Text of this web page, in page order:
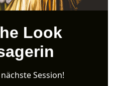
Look
Session!